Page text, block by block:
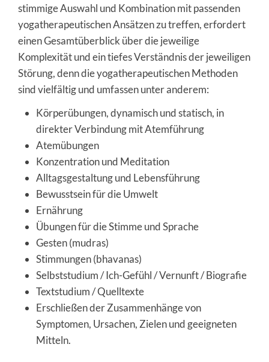
stimmige Auswahl und Kombination mit passenden
yogatherapeutischen Ansätzen zu treffen, erfordert
einen Gesamtüberblick über die jeweilige
Komplexität und ein tiefes Verständnis der jeweiligen
Störung, denn die yogatherapeutischen Methoden
sind vielfältig und umfassen unter anderem:
Körperübungen, dynamisch und statisch, in
direkter Verbindung mit Atemführung
Atemübungen
Konzentration und Meditation
Alltagsgestaltung und Lebensführung
Bewusstsein für die Umwelt
Ernährung
Übungen für die Stimme und Sprache
Gesten (mudras)
Stimmungen (bhavanas)
Selbststudium / Ich-Gefühl / Vernunft / Biografie
Textstudium / Quelltexte
Erschließen der Zusammenhänge von
Symptomen, Ursachen, Zielen und geeigneten
Mitteln.